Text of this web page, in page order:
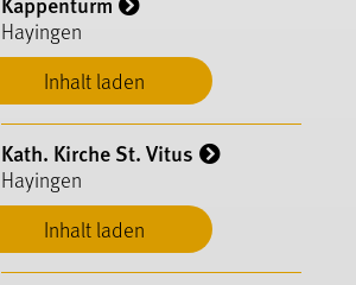
Inhalt laden
Hayingen
Inhalt laden
Kath. Kirche St. Vitus
Hayingen